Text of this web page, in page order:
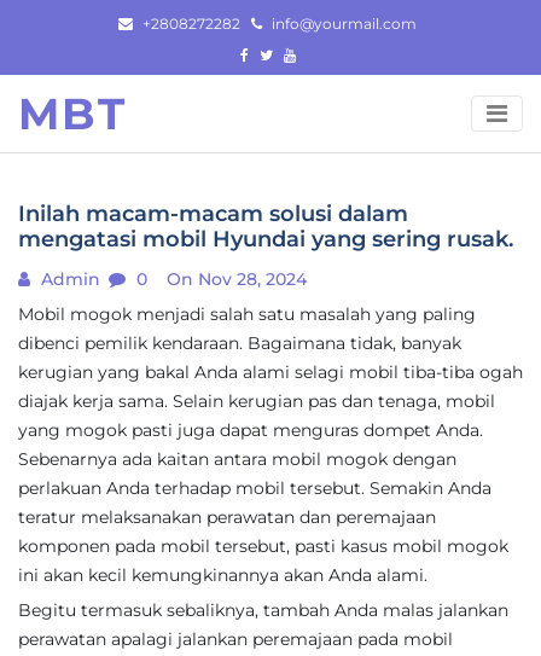
content
+2808272282 info@yourmail.com
MBT
Inilah macam-macam solusi dalam
mengatasi mobil Hyundai yang sering rusak.
Admin 0
On Nov 28, 2024
Mobil mogok menjadi salah satu masalah yang paling
dibenci pemilik kendaraan. Bagaimana tidak, banyak
kerugian yang bakal Anda alami selagi mobil tiba-tiba ogah
diajak kerja sama. Selain kerugian pas dan tenaga, mobil
yang mogok pasti juga dapat menguras dompet Anda.
Sebenarnya ada kaitan antara mobil mogok dengan
perlakuan Anda terhadap mobil tersebut. Semakin Anda
teratur melaksanakan perawatan dan peremajaan
komponen pada mobil tersebut, pasti kasus mobil mogok
ini akan kecil kemungkinannya akan Anda alami.
Begitu termasuk sebaliknya, tambah Anda malas jalankan
perawatan apalagi jalankan peremajaan pada mobil